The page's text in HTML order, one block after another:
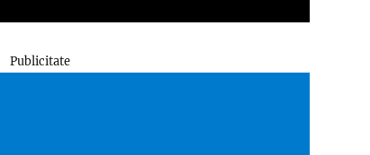
Publicitate